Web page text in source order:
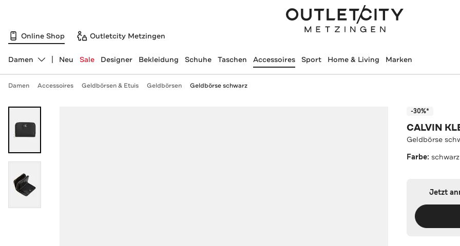
Online Shop Outletcity Metzingen
Abteilung ändern, ausgewählt:
Damen Neu Sale Designer Bekleidung Schuhe Taschen Accessoires Sport Home & Living Marken
Damen Accessoires Geldbörsen & Etuis Geldbörsen Geldbörse schwarz
-30%*
CALVIN
Geldbörse
Farbe: schwarz
Jetzt